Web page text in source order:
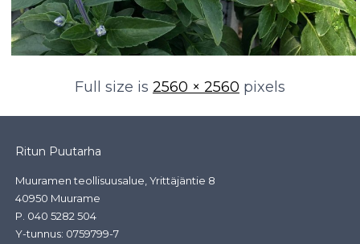
Full size is 2560 × 2560 pixels
Ritun Puutarha
Muuramen teollisuusalue, Yrittäjäntie 8
40950 Muurame
P. 040 5282 504
Y-tunnus: 0759799-7